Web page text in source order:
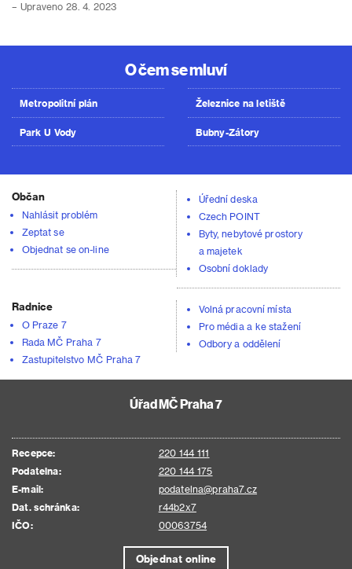
– Upraveno 28. 4. 2023
O čem se mluví
Metropolitní plán
Park U Vody
Železnice na letiště
Bubny-Zátory
Občan
Nahlásit problém
Zeptat se
Objednat se on-line
Úřední deska
Czech POINT
Byty, nebytové prostory
a majetek
Osobní doklady
Radnice
O Praze 7
Rada MČ Praha 7
Zastupitelstvo MČ Praha 7
Volná pracovní místa
Pro média a ke stažení
Odbory a oddělení
Úřad MČ Praha 7
Recepce:
220 144 111
Podatelna:
220 144 175
E-mail:
podatelna@praha7.cz
Dat. schránka:
r44b2x7
IČO:
00063754
Objednat online